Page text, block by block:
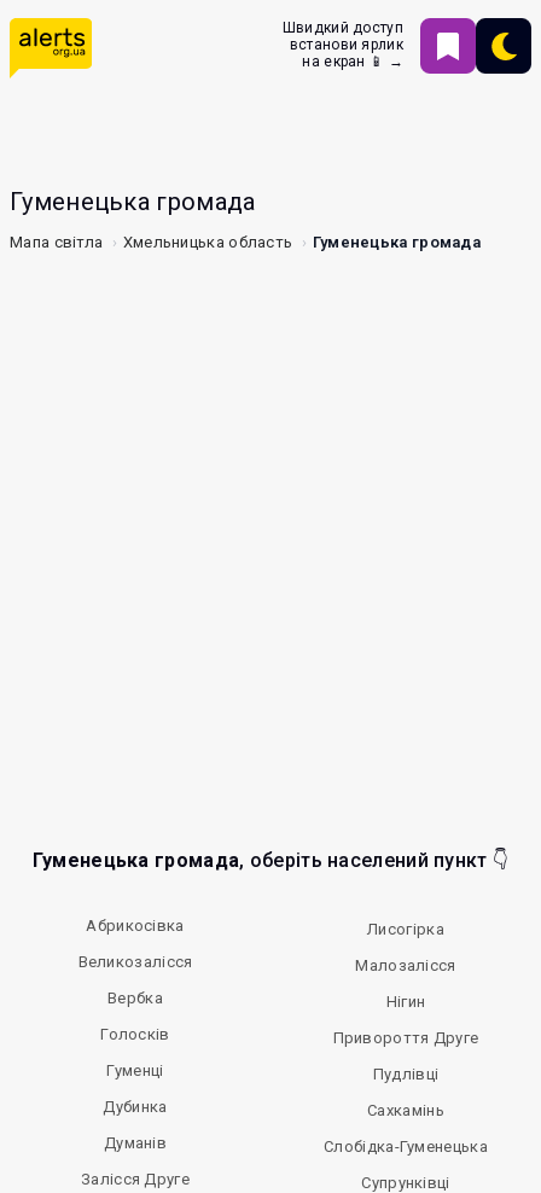
Швидкий доступ
встанови ярлик
на екран 📱 →
Гуменецька громада
Мапа світла Хмельницька область Гуменецька громада
Гуменецька громада, оберіть населений пункт 👇
Абрикосівка
Великозалісся
Вербка
Голосків
Гуменці
Дубинка
Думанів
Залісся Друге
Лисогірка
Малозалісся
Нігин
Привороття Друге
Пудлівці
Сахкамінь
Слобідка-Гуменецька
Супрунківці